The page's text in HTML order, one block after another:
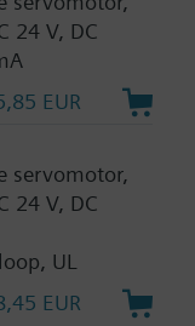
24 V, DC
EUR
servomotor,
24 V, DC
UL
EUR